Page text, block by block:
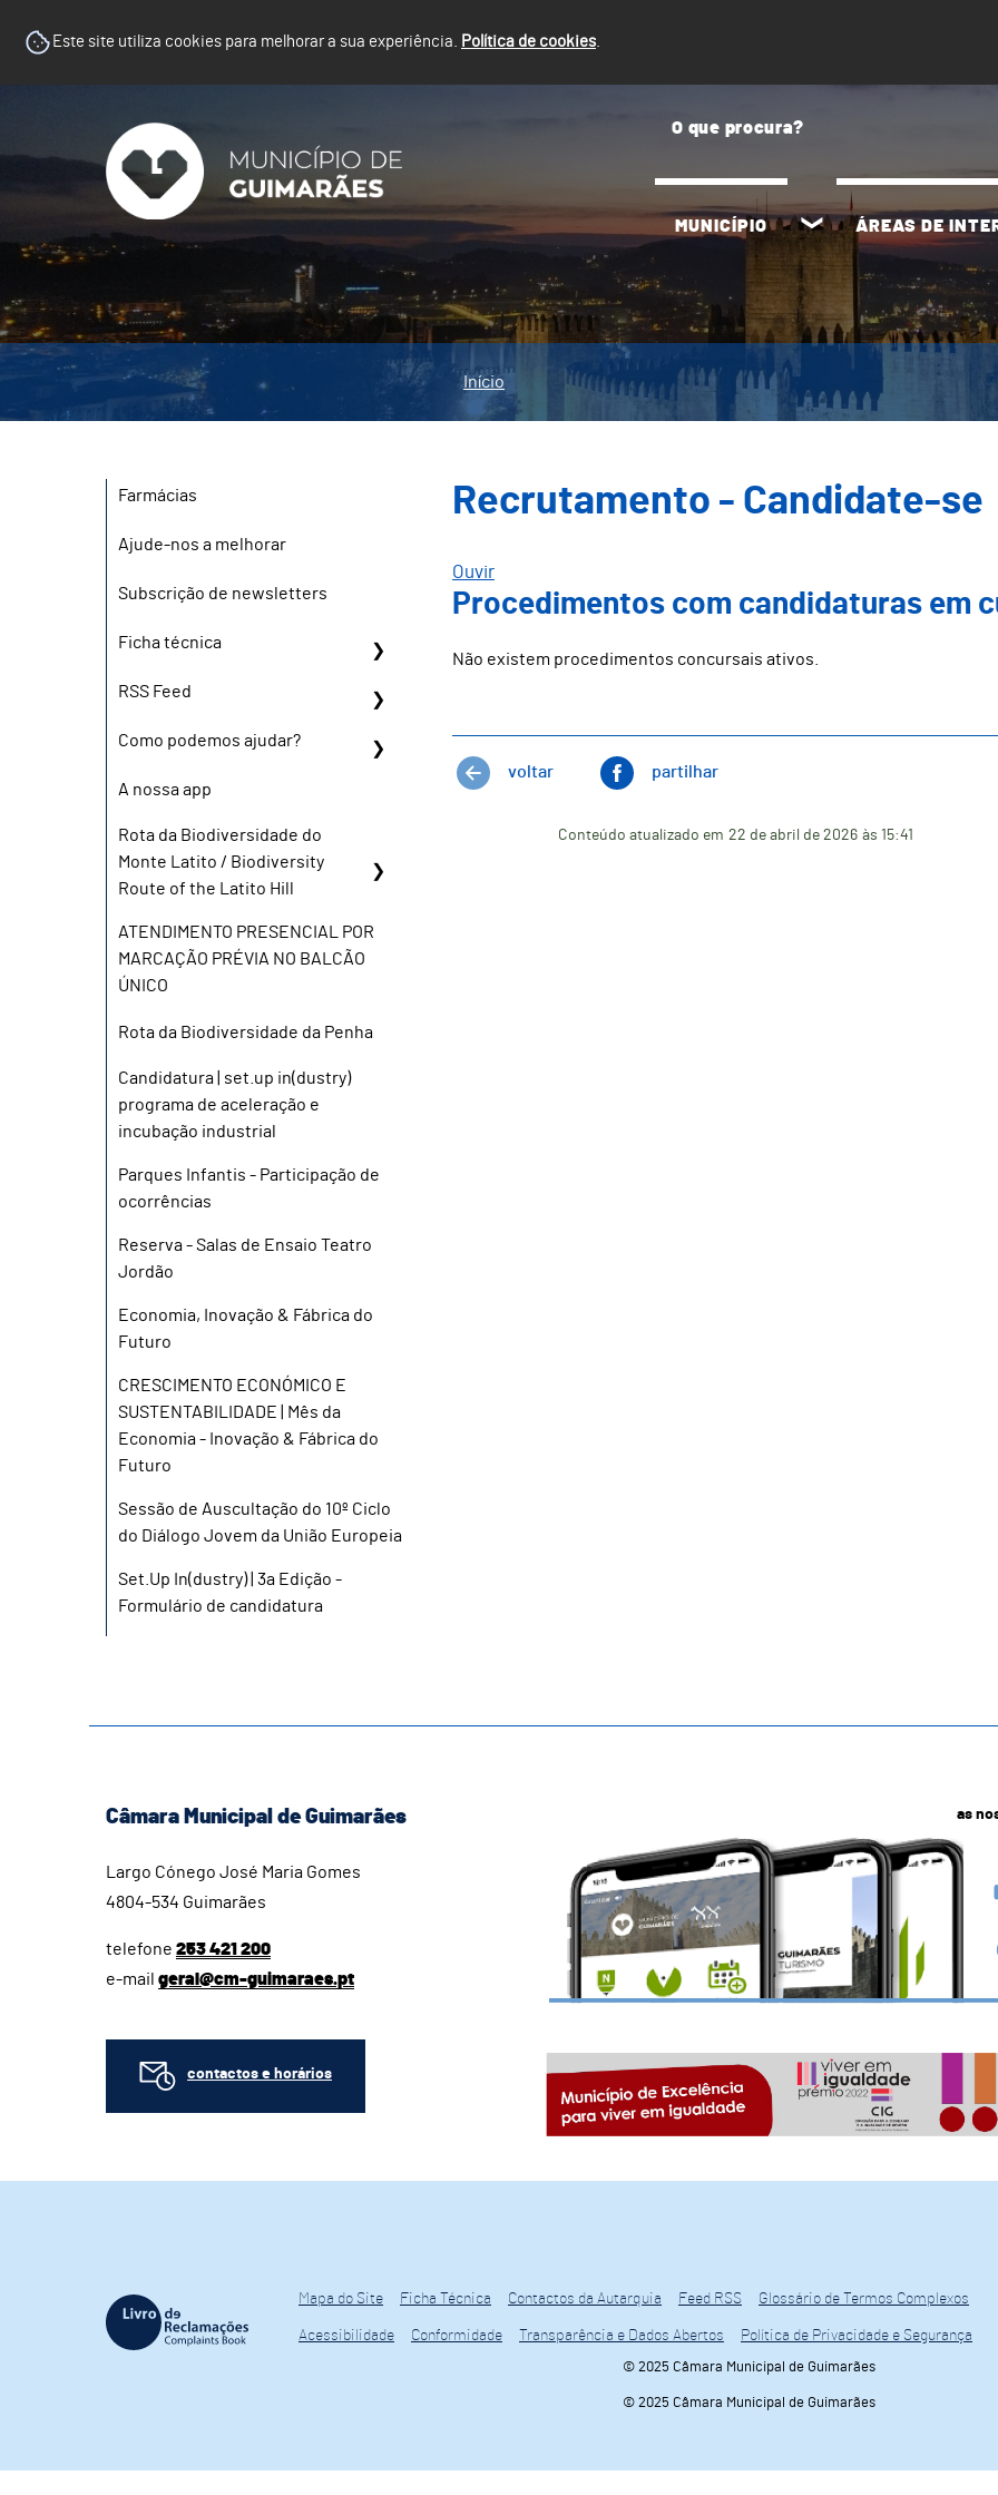
Este site utiliza cookies para melhorar a sua experiência. Política de cookies.
MUNICÍPIO ÁREAS DE
Início
Farmácias
Ajude-nos a melhorar
Subscrição de newsletters
Ficha técnica
RSS Feed
Como podemos ajudar?
A nossa app
Rota da Biodiversidade do
Monte Latito / Biodiversity
Route of the Latito Hill
ATENDIMENTO PRESENCIAL POR
MARCAÇÃO PRÉVIA NO BALCÃO
ÚNICO
Rota da Biodiversidade da Penha
Candidatura | set.up in(dustry)
programa de aceleração e
incubação industrial
Parques Infantis - Participação de
ocorrências
Reserva - Salas de Ensaio Teatro
Jordão
Economia, Inovação & Fábrica do
Futuro
CRESCIMENTO ECONÓMICO E
SUSTENTABILIDADE | Mês da
Economia - Inovação & Fábrica do
Futuro
Sessão de Auscultação do 10º Ciclo
do Diálogo Jovem da União Europeia
Set.Up In(dustry) | 3a Edição -
Formulário de candidatura
Recrutamento - Candidate-se
Ouvir
Procedimentos com candidaturas em
Não existem procedimentos concursais ativos.
voltar partilhar
Conteúdo atualizado em 22 de abril de 2026 às 15:41
Câmara Municipal de Guimarães
Largo Cónego José Maria Gomes
4804-534 Guimarães
telefone 253 421 200
e-mail geral@cm-guimaraes.pt
contactos e horários
as
Mapa do Site Ficha Técnica Contactos da Autarquia Feed RSS Glossário de Termos Complexos
Acessibilidade Conformidade Transparência e Dados Abertos
Política de Privacidade e Segurança
© 2025 Câmara Municipal de Guimarães
© 2025 Câmara Municipal de Guimarães